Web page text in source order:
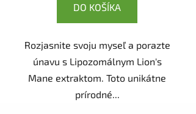
DO KOŠÍKA
Rozjasnite svoju myseľ a porazte
únavu s Lipozomálnym Lion's
Mane extraktom. Toto unikátne
prírodné...